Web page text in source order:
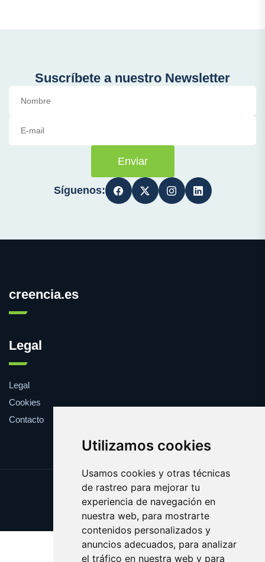
Utilizamos cookies
Usamos cookies y otras técnicas
de rastreo para mejorar tu
experiencia de navegación en
nuestra web, para mostrarte
contenidos personalizados y
anuncios adecuados, para analizar
el tráfico en nuestra web y para
Suscríbete a nuestro Newsletter
Enviar
Síguenos:
creencia.es
Legal
Legal
Cookies
Contacto
Update cookies preferences
Copyright © 2025 creencia.es